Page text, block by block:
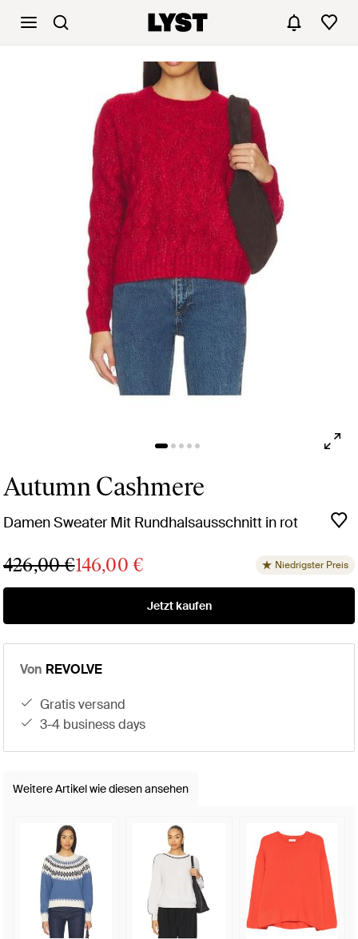
Autumn Cashmere
Damen Sweater Mit Rundhalsausschnitt in rot
426,00 €146,00 € Niedrigster Preis
Jetzt kaufen
Von REVOLVE
gratis versand
3-4 business days
Weitere Artikel wie diesen ansehen